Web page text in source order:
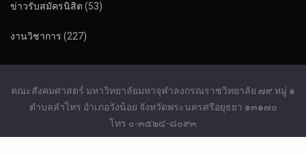
ข่าวรับสมัครนิสิต (53)
งานวิชาการ (227)
คณะสังคมศาสตร์ มหาวิทยาลัยมหาจุฬาลงกรณราชวิทยาลัย ๗๙ หมู่ ๑
ตำบลลำไทร อำเภอวังน้อย จังหวัดพระนครศรีอยุธยา ๑๓๑๗๐
โทร ๐-๓๕๒๔-๘๐๙๓